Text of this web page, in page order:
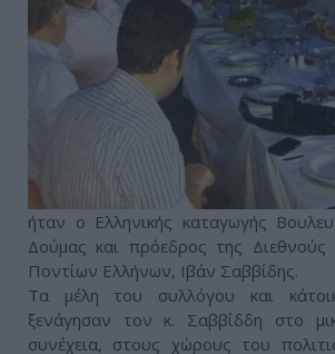
ήταν ο Ελληνικής καταγωγής
Δούμας και πρόεδρος της Διεθνούς
Ποντίων Ελλήνων, Ιβάν Σαββίδης.
Τα μέλη του συλλόγου και
ξενάγησαν τον κ. Σαββίδδη στο
συνέχεια, στους χώρους του